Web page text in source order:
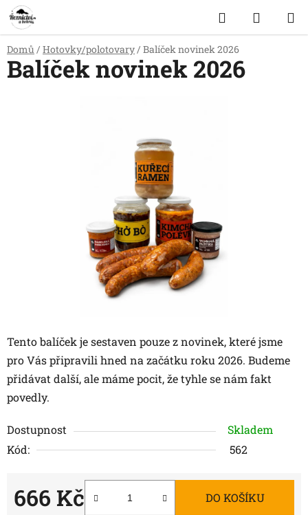
Přejít
na
obsah
Hledat
KOŠÍK
Domů / Hotovky/polotovary / Balíček novinek 2026
Tento balíček je sestaven pouze z novinek, které jsme
pro Vás připravili hned na začátku roku 2026. Budeme
přidávat další, ale máme pocit, že tyhle se nám fakt
povedly.
Dostupnost
Skladem
Kód:
562
666 Kč DO KOŠÍKU
Balíček novinek 2026